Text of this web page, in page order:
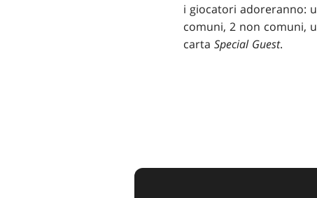
i giocatori adoreranno:
comuni, 2 non comuni,
carta Special Guest.